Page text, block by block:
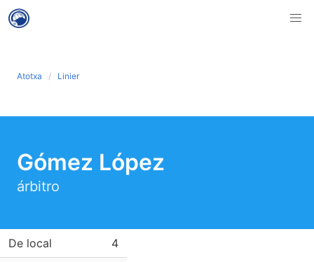
Atotxa Linier
Gómez López
árbitro
De local 4